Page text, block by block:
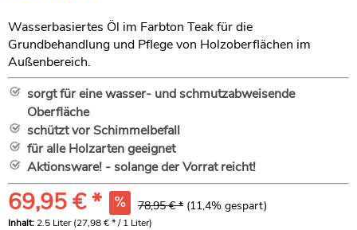
Wasserbasiertes Öl im Farbton Teak für die
Grundbehandlung und Pflege von Holzoberflächen im
Außenbereich.
sorgt für eine wasser- und schmutzabweisende
Oberfläche
schützt vor Schimmelbefall
für alle Holzarten geeignet
Aktionsware! - solange der Vorrat reicht!
69,95 € * 78,95 € * (11,4% gespart)
Inhalt: 2.5 Liter (27,98 € * / 1 Liter)